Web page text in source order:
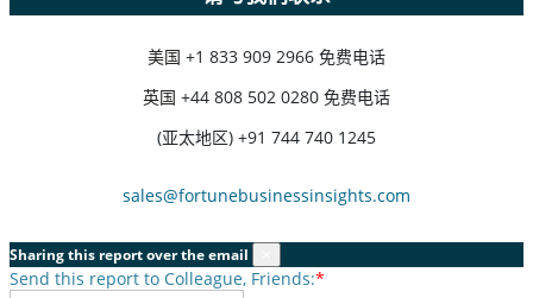
美国 +1 833 909 2966 免费电话
英国 +44 808 502 0280 免费电话
(亚太地区) +91 744 740 1245
sales@fortunebusinessinsights.com
Sharing this report over the email
Send this report to Colleague, Friends:*